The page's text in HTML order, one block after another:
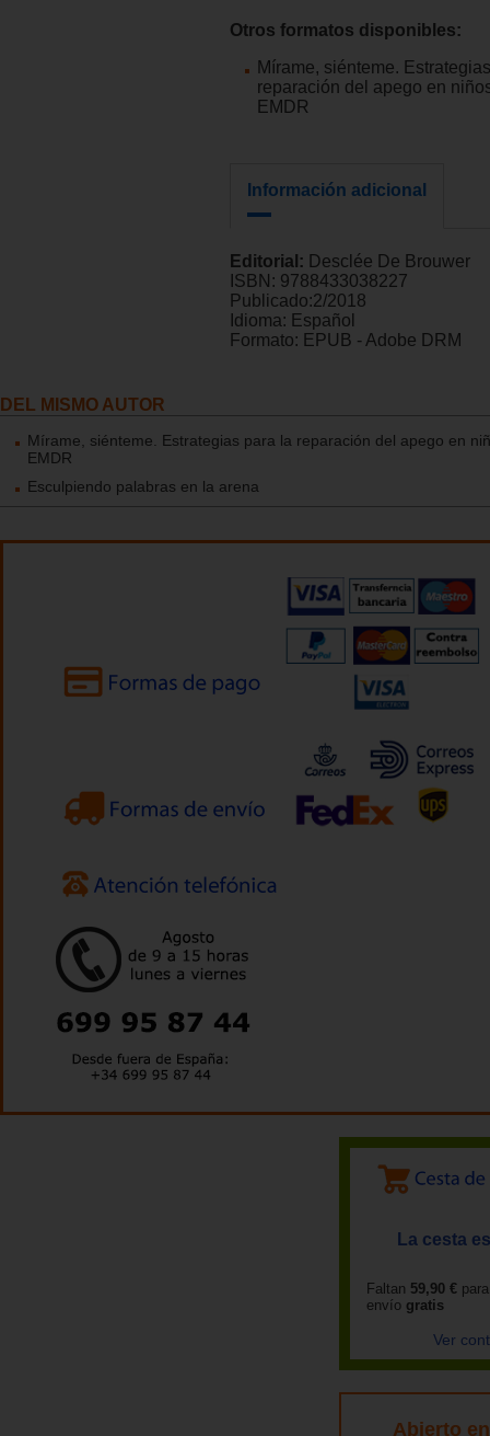
Otros formatos disponibles:
Mírame, siénteme.
reparación del apego en
EMDR
Información adicional
Editorial: Desclée De Brouwer
ISBN: 9788433038227
Publicado:2/2018
Idioma: Español
Formato: EPUB - Adobe DRM
DEL MISMO AUTOR
Mírame, siénteme. Estrategias para la reparación del apego en
EMDR
Esculpiendo palabras en la arena
La cesta
Faltan 59,90 €
envío gratis
Ver
Abierto